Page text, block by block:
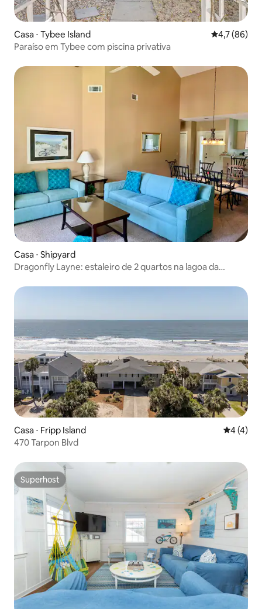
Casa ⋅ Tybee Island 4,7 de uma
4,7 (86)
Paraíso em Tybee com piscina privativa
Casa ⋅ Shipyard
Dragonfly Layne: estaleiro de 2 quartos na lagoa da
Casa ⋅ Fripp Island 4 de
4 (4)
470 Tarpon Blvd
Superhost
Superhost